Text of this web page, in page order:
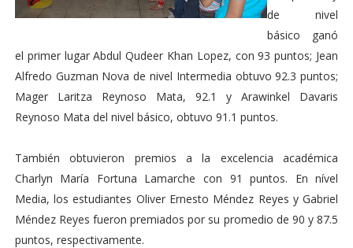
de nivel
básico ganó
el primer lugar Abdul Qudeer Khan Lopez, con 93 puntos; Jean
Alfredo Guzman Nova de nivel Intermedia obtuvo 92.3 puntos;
Mager Laritza Reynoso Mata, 92.1 y Arawinkel Davaris
Reynoso Mata del nivel básico, obtuvo 91.1 puntos.
También obtuvieron premios a la excelencia académica
Charlyn María Fortuna Lamarche con 91 puntos. En nível
Media, los estudiantes Oliver Ernesto Méndez Reyes y Gabriel
Méndez Reyes fueron premiados por su promedio de 90 y 87.5
puntos, respectivamente.